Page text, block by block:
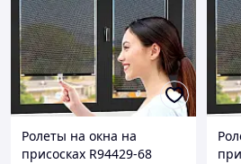
Ролеты на окна на
присосках R94429-68